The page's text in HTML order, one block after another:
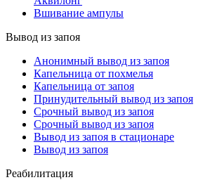
Вшивание ампулы
Вывод из запоя
Анонимный вывод из запоя
Капельница от похмелья
Капельница от запоя
Принудительный вывод из запоя
Срочный вывод из запоя
Срочный вывод из запоя
Вывод из запоя в стационаре
Вывод из запоя
Реабилитация